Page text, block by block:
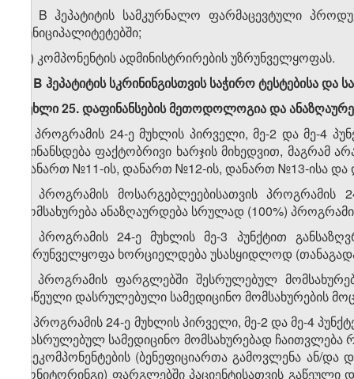
გ) B ჰეპატიტის სამკურნალო ფარმაცევტული
მუნიციპალიტეტებში;
დ) კომპონენტის ადმინისტრირების უზრუნველყოფას.
6. B ჰეპატიტის სკრინინგისთვის საჭირო ტესტებისა და
მუხლი 25. დაფინანსების მეთოდოლოგია და
1. პროგრამის 24-ე მუხლის პირველი, მე-2 და მე-4
ფინანსდება ფაქტობრივი ხარჯის მიხედვით, მაგრამ
დანართ №11-ის, დანართ №12-ის, დანართ №13-ისა და
2. პროგრამის მოსარგებლეებისათვის
მომსახურება ანაზღაურდება სრულად (100%)
3. პროგრამის 24-ე მუხლის მე-3 პუნქტით
უზრუნველყოფა ხორციელდება უსასყიდლოდ
4. პროგრამის ფარგლებში შესრულებულ
გაწეული დასრულებული სამედიცინო მომსახურების
5. პროგრამის 24-ე მუხლის პირველი, მე-2 და მე-4
დასრულებულ სამედიცინო მომსახურებად
ქვეკომპონენტების (ბენეფიციართა გამოვლენა ან/
მონიტორინგი) ფარგლებში პაციენტისათვის